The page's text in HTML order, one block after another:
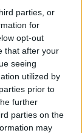
parties, or
for
opt-out
that after your
seeing
utilized by
prior to
further
parties on the
may
ευρώ.Η
που θα
7.00 μμ
συναυλία